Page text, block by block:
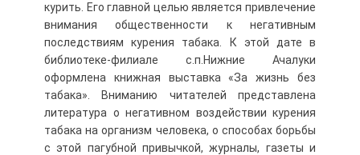
курить. Его главной целью является привлечение
внимания общественности к негативным
последствиям курения табака. К этой дате в
библиотеке-филиале с.п.Нижние Ачалуки
оформлена книжная выставка «За жизнь без
табака». Вниманию читателей представлена
литература о негативном воздействии курения
табака на организм человека, о способах борьбы
с этой пагубной привычкой, журналы, газеты и